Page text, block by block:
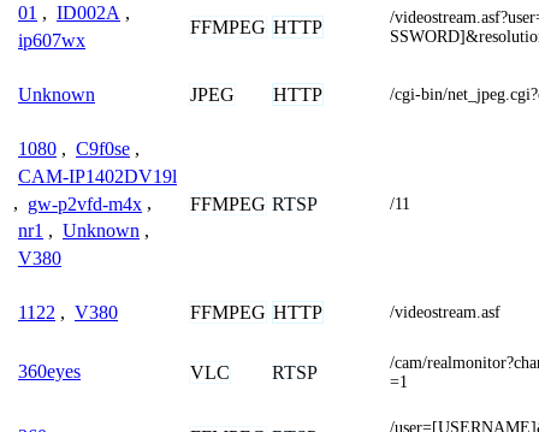
01 , ID002A ,
ip607wx
FFMPEG HTTP
/
Unknown JPEG HTTP /cgi-bin/
1080 , C9f0se ,
CAM-IP1402DV19l
, gw-p2vfd-m4x ,
nr1 , Unknown ,
V380
FFMPEG RTSP /11
1122 , V380 FFMPEG HTTP /videostream.asf
360eyes VLC RTSP
/cam/
=1
/